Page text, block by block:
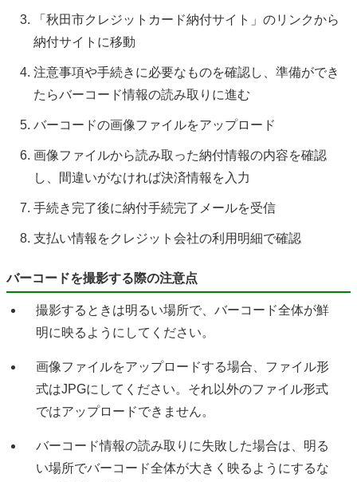
「秋田市クレジットカード納付サイト」のリンクから
納付サイトに移動
注意事項や手続きに必要なものを確認し、準備ができ
たらバーコード情報の読み取りに進む
バーコードの画像ファイルをアップロード
画像ファイルから読み取った納付情報の内容を確認
し、間違いがなければ決済情報を入力
手続き完了後に納付手続完了メールを受信
支払い情報をクレジット会社の利用明細で確認
バーコードを撮影する際の注意点
撮影するときは明るい場所で、バーコード全体が鮮
明に映るようにしてください。
画像ファイルをアップロードする場合、ファイル形
式はJPGにしてください。それ以外のファイル形式
ではアップロードできません。
バーコード情報の読み取りに失敗した場合は、明る
い場所でバーコード全体が大きく映るようにするな